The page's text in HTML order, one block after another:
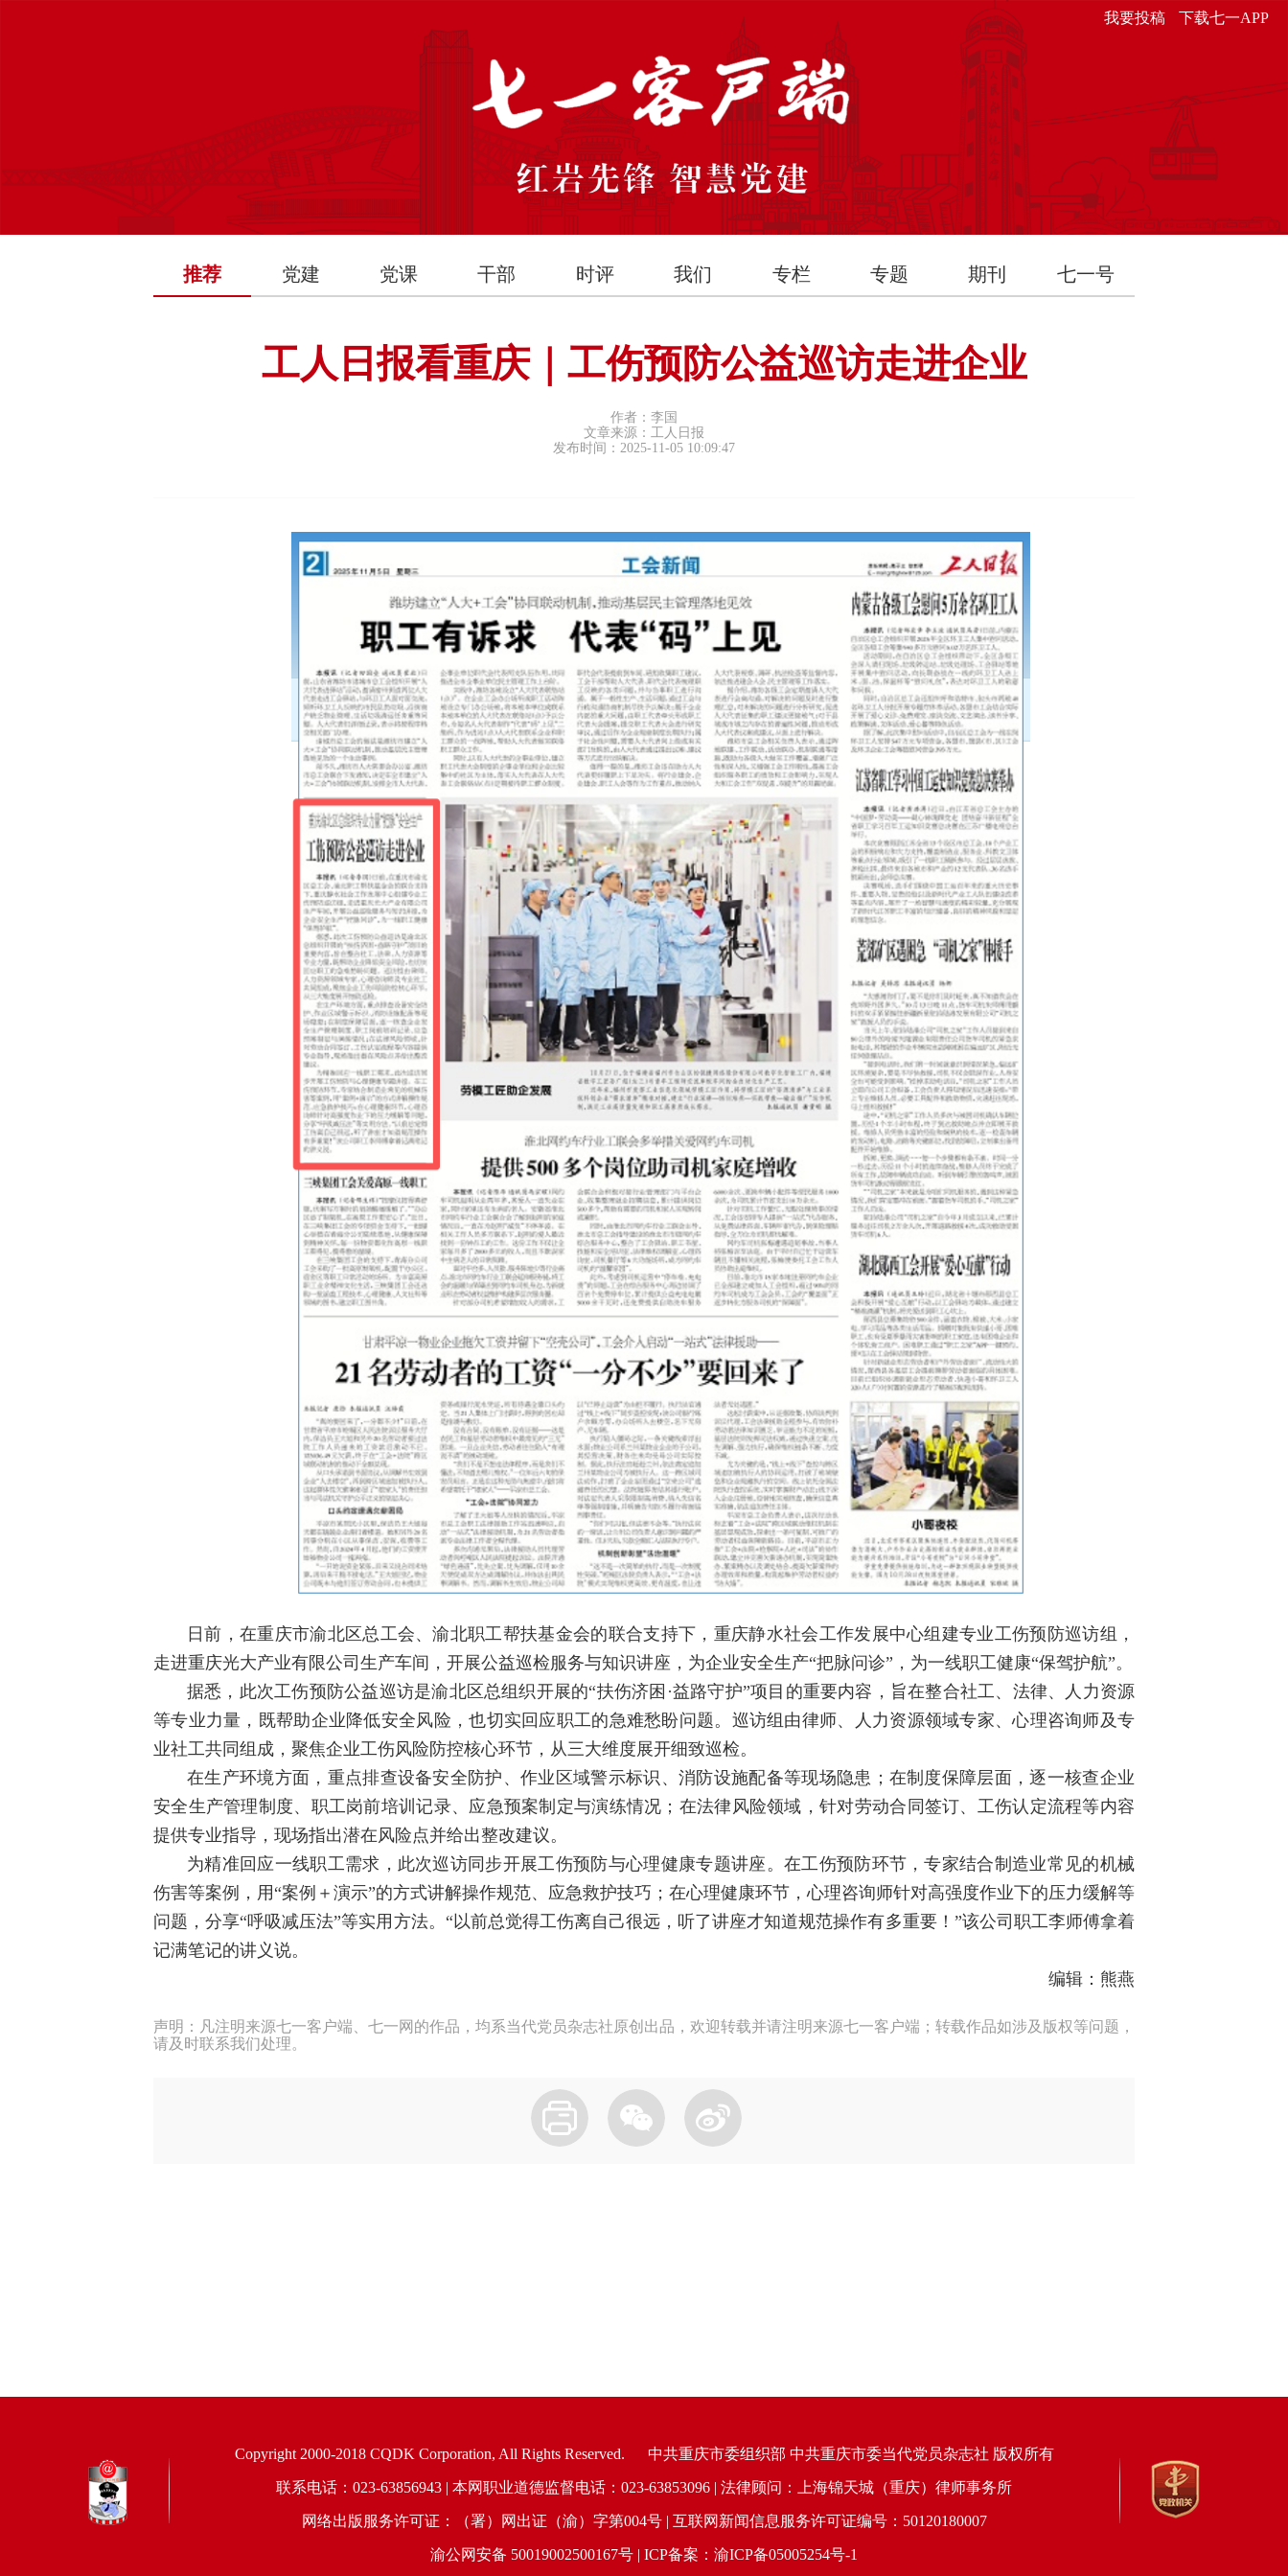
我要投稿 下载七一APP
推荐 党建 党课 干部 时评 我们 专栏 专题 期刊 七一号
工人日报看重庆｜工伤预防公益巡访走进企业
作者：李国
文章来源：工人日报
发布时间：2025-11-05 10:09:47
日前，在重庆市渝北区总工会、渝北职工帮扶基金会的联合支持下，重庆静水社会工作发展中心组建专业工伤预防巡访组，
走进重庆光大产业有限公司生产车间，开展公益巡检服务与知识讲座，为企业安全生产“把脉问诊”，为一线职工健康“保驾护航”。
据悉，此次工伤预防公益巡访是渝北区总组织开展的“扶伤济困·益路守护”项目的重要内容，旨在整合社工、法律、人力资源
等专业力量，既帮助企业降低安全风险，也切实回应职工的急难愁盼问题。巡访组由律师、人力资源领域专家、心理咨询师及专
业社工共同组成，聚焦企业工伤风险防控核心环节，从三大维度展开细致巡检。
在生产环境方面，重点排查设备安全防护、作业区域警示标识、消防设施配备等现场隐患；在制度保障层面，逐一核查企业
安全生产管理制度、职工岗前培训记录、应急预案制定与演练情况；在法律风险领域，针对劳动合同签订、工伤认定流程等内容
提供专业指导，现场指出潜在风险点并给出整改建议。
为精准回应一线职工需求，此次巡访同步开展工伤预防与心理健康专题讲座。在工伤预防环节，专家结合制造业常见的机械
伤害等案例，用“案例＋演示”的方式讲解操作规范、应急救护技巧；在心理健康环节，心理咨询师针对高强度作业下的压力缓解等
问题，分享“呼吸减压法”等实用方法。“以前总觉得工伤离自己很远，听了讲座才知道规范操作有多重要！”该公司职工李师傅拿着
记满笔记的讲义说。
编辑：熊燕
声明：凡注明来源七一客户端、七一网的作品，均系当代党员杂志社原创出品，欢迎转载并请注明来源七一客户端；转载作品如涉及版权等问题，
请及时联系我们处理。
Copyright 2000-2018 CQDK Corporation, All Rights Reserved. 中共重庆市委组织部 中共重庆市委当代党员杂志社 版权所有
联系电话：023-63856943 | 本网职业道德监督电话：023-63853096 | 法律顾问：上海锦天城（重庆）律师事务所
网络出版服务许可证：（署）网出证（渝）字第004号 | 互联网新闻信息服务许可证编号：50120180007
渝公网安备 50019002500167号 | ICP备案：渝ICP备05005254号-1